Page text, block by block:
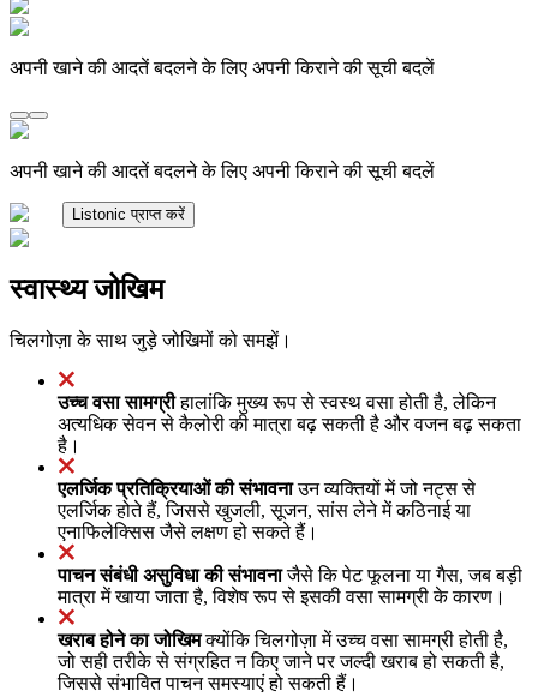
अपनी खाने की आदतें बदलने के लिए अपनी किराने की सूची बदलें
अपनी खाने की आदतें बदलने के लिए अपनी किराने की सूची बदलें
Listonic प्राप्त करें
स्वास्थ्य जोखिम
चिलगोज़ा के साथ जुड़े जोखिमों को समझें।
उच्च वसा सामग्रीहालांकि मुख्य रूप से स्वस्थ वसा होती है, लेकिन
अत्यधिक सेवन से कैलोरी की मात्रा बढ़ सकती है और वजन बढ़ सकता
है।
एलर्जिक प्रतिक्रियाओं की संभावनाउन व्यक्तियों में जो नट्स से
एलर्जिक होते हैं, जिससे खुजली, सूजन, सांस लेने में कठिनाई या
एनाफिलेक्सिस जैसे लक्षण हो सकते हैं।
पाचन संबंधी असुविधा की संभावनाजैसे कि पेट फूलना या गैस, जब बड़ी
मात्रा में खाया जाता है, विशेष रूप से इसकी वसा सामग्री के कारण।
खराब होने का जोखिमक्योंकि चिलगोज़ा में उच्च वसा सामग्री होती है,
जो सही तरीके से संग्रहित न किए जाने पर जल्दी खराब हो सकती है,
जिससे संभावित पाचन समस्याएं हो सकती हैं।